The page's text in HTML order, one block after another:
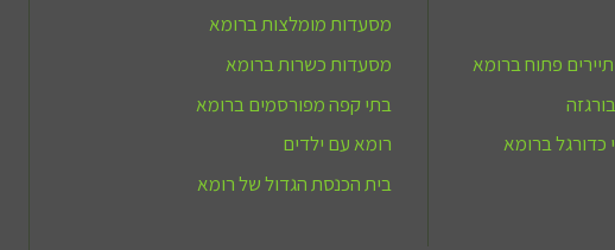
מסעדות מומלצות ברומא
מסעדות כשרות ברומא
בתי קפה מפורסמים ברומא
רומא עם ילדים
בית הכנסת הגדול של רומא
פתוח ברומא
ברומא